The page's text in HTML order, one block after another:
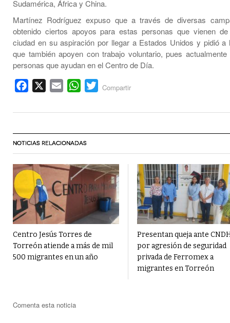
Sudamérica, África y China.
Martínez Rodríguez expuso que a través de diversas
obtenido ciertos apoyos para estas personas que vienen
ciudad en su aspiración por llegar a Estados Unidos y pidió a
que también apoyen con trabajo voluntario, pues
personas que ayudan en el Centro de Día.
Facebook Email WhatsApp
Twitter
Compartir
NOTICIAS RELACIONADAS
Centro Jesús Torres de
Torreón atiende a más de mil
500 migrantes en un año
Presentan queja ante
por agresión de seguridad
privada de Ferromex a
migrantes en Torreón
Comenta esta noticia